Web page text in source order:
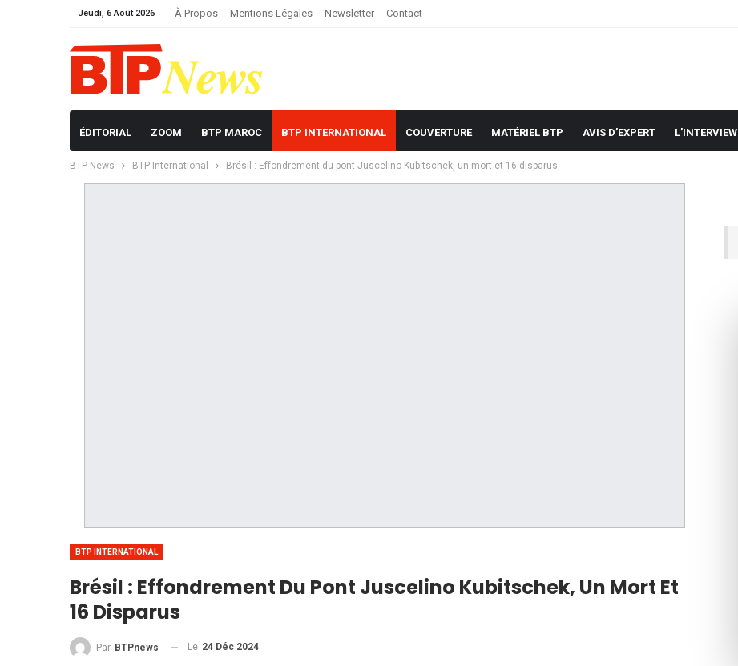
Jeudi, 6 Août 2026 À Propos Mentions Légales Newsletter Contact
ÉDITORIAL ZOOM BTP MAROC BTP INTERNATIONAL COUVERTURE MATÉRIEL BTP AVIS D’EXPERT L’INTERVIEW
BTP News BTP International Brésil : Effondrement du pont Juscelino Kubitschek, un mort et 16 disparus
BTP INTERNATIONAL
Brésil : Effondrement Du Pont Juscelino Kubitschek, Un Mort Et
16 Disparus
Par BTPnews Le 24 Déc 2024